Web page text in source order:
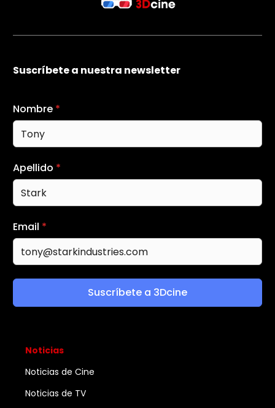
Suscríbete a nuestra newsletter
Nombre *
Apellido *
Email *
Suscríbete a 3Dcine
Noticias
Noticias de Cine
Noticias de TV